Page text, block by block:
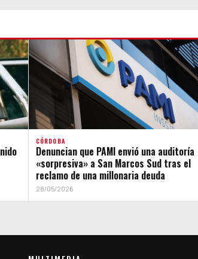
CÓRDOBA
Denuncian que PAMI envió una auditoría
«sorpresiva» a San Marcos Sud tras el
reclamo de una millonaria deuda
28/05/2026